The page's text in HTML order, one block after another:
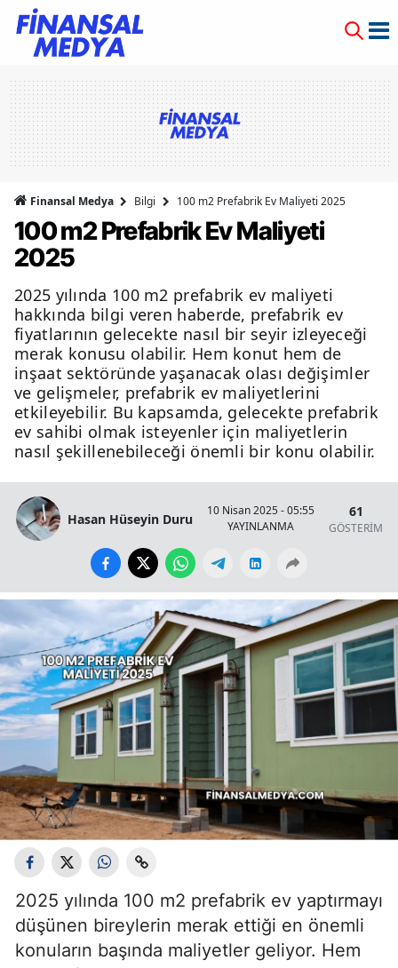
Finansal Medya Bilgi 100 m2 Prefabrik Ev Maliyeti 2025
100 m2 Prefabrik Ev Maliyeti
2025
2025 yılında 100 m2 prefabrik ev maliyeti
hakkında bilgi veren haberde, prefabrik ev
fiyatlarının gelecekte nasıl bir seyir izleyeceği
merak konusu olabilir. Hem konut hem de
inşaat sektöründe yaşanacak olası değişimler
ve gelişmeler, prefabrik ev maliyetlerini
etkileyebilir. Bu kapsamda, gelecekte prefabrik
ev sahibi olmak isteyenler için maliyetlerin
nasıl şekillenebileceği önemli bir konu olabilir.
Hasan Hüseyin Duru
10 Nisan 2025 - 05:55
YAYINLANMA
61
GÖSTERİM
2025 yılında 100 m2 prefabrik ev yaptırmayı
düşünen bireylerin merak ettiği en önemli
konuların başında maliyetler geliyor. Hem